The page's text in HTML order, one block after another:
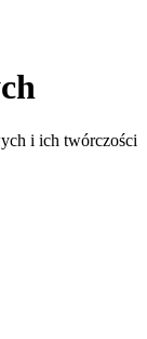
i ich twórczości